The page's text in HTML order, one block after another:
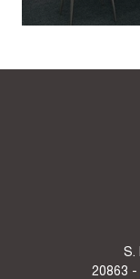
S.
20863